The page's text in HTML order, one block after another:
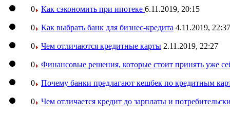
0 Как сэкономить при ипотеке 6.11.2019, 20:15
0 Как выбрать банк для бизнес-кредита 4.11.2019, 22:37
0 Чем отличаются кредитные карты 2.11.2019, 22:27
0 Финансовые решения, которые стоит принять уже
0 Почему банки предлагают кешбек по кредитным
0 Чем отличается кредит до зарплаты и